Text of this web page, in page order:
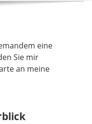
eine
Sie mir
an meine